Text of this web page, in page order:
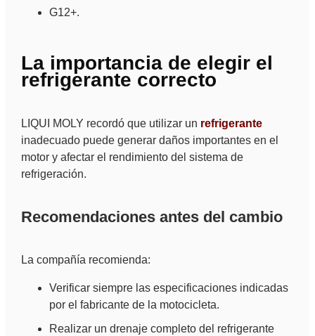
G12+.
La importancia de elegir el
refrigerante correcto
LIQUI MOLY recordó que utilizar un refrigerante
inadecuado puede generar daños importantes en el
motor y afectar el rendimiento del sistema de
refrigeración.
Recomendaciones antes del cambio
La compañía recomienda:
Verificar siempre las especificaciones indicadas
por el fabricante de la motocicleta.
Realizar un drenaje completo del refrigerante